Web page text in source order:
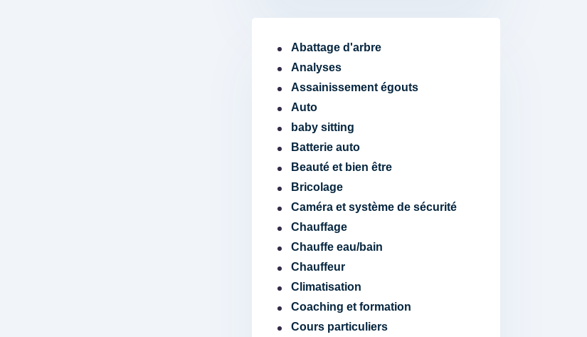
Abattage d'arbre
Analyses
Assainissement égouts
Auto
baby sitting
Batterie auto
Beauté et bien être
Bricolage
Caméra et système de sécurité
Chauffage
Chauffe eau/bain
Chauffeur
Climatisation
Coaching et formation
Cours particuliers